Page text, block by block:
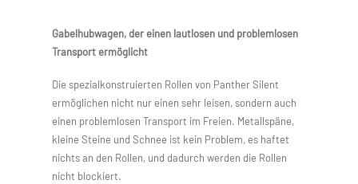
Gabelhubwagen, der einen lautlosen und problemlosen
Transport ermöglicht
Die spezialkonstruierten Rollen von Panther Silent
ermöglichen nicht nur einen sehr leisen, sondern auch
einen problemlosen Transport im Freien. Metallspäne,
kleine Steine und Schnee ist kein Problem, es haftet
nichts an den Rollen, und dadurch werden die Rollen
nicht blockiert.